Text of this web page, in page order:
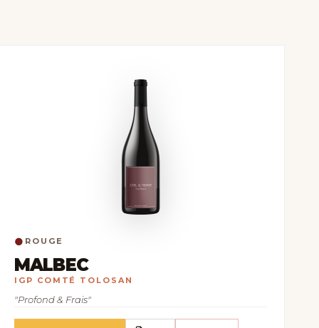
● ROUGE
MALBEC
IGP COMTÉ TOLOSAN
"Profond & Frais"